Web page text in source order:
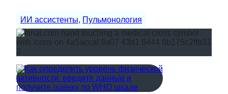
ИИ ассистенты, Пульмонология